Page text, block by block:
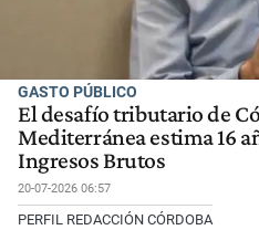
GASTO PÚBLICO
El desafío tributario de
Mediterránea estima 16
Ingresos Brutos
20-07-2026 06:57
PERFIL REDACCIÓN CÓRDOBA